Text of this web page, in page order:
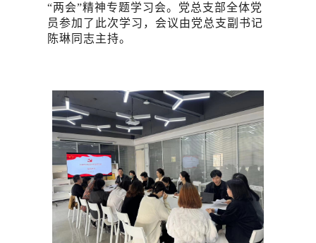
“两会”精神专题学习会。党总支部全体党
员参加了此次学习，会议由党总支副书记
陈琳同志主持。